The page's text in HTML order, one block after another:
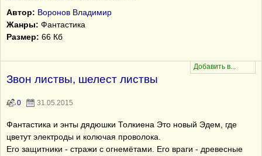
Автор: Воронов Владимир
Жанры: Фантастика
Размер: 66 Кб
Звон листвы, шелест листвы
0 31.05.2015
Фантастика и энты дядюшки Толкиена Это новый Эдем, где
цветут электроды и колючая проволока.
Его защитники - стражи с огнемётами. Его враги - древесные